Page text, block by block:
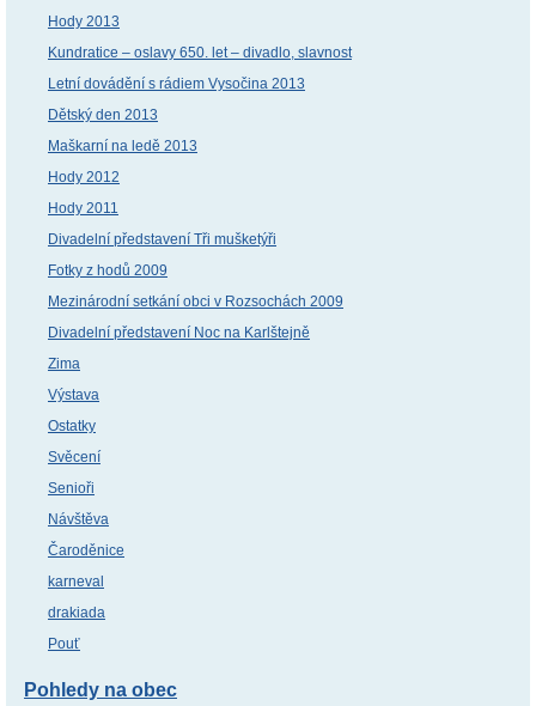
Hody 2013
Kundratice – oslavy 650. let – divadlo, slavnost
Letní dovádění s rádiem Vysočina 2013
Dětský den 2013
Maškarní na ledě 2013
Hody 2012
Hody 2011
Divadelní představení Tři mušketýři
Fotky z hodů 2009
Mezinárodní setkání obci v Rozsochách 2009
Divadelní představení Noc na Karlštejně
Zima
Výstava
Ostatky
Svěcení
Senioři
Návštěva
Čaroděnice
karneval
drakiada
Pouť
Pohledy na obec